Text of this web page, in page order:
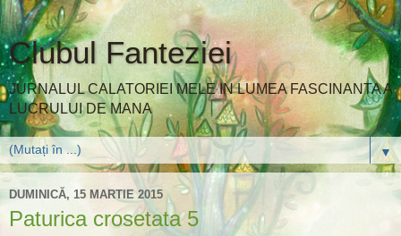
Clubul Fanteziei
JURNALUL CALATORIEI MELE IN LUMEA FASCINANTA A
LUCRULUI DE MANA
▼
DUMINICĂ, 15 MARTIE 2015
Paturica crosetata 5